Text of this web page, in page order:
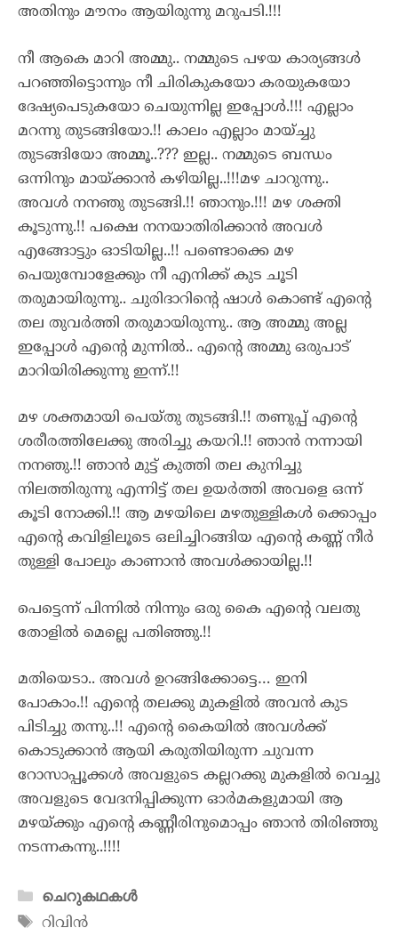
അതിനും മൗനം ആയിരുന്നു മറുപടി.!!!
നീ ആകെ മാറി അമ്മു.. നമ്മുടെ പഴയ കാര്യങ്ങൾ
പറഞ്ഞിട്ടൊന്നും നീ ചിരികുകയോ കരയുകയോ
ദേഷ്യപെടുകയോ ചെയുന്നില്ല ഇപ്പോൾ.!!! എല്ലാം
മറന്നു തുടങ്ങിയോ.!! കാലം എല്ലാം മായ്ച്ചു
തുടങ്ങിയോ അമ്മൂ..??? ഇല്ല.. നമ്മുടെ ബന്ധം
ഒന്നിനും മായ്ക്കാൻ കഴിയില്ല..!!!മഴ ചാറുന്നു..
അവൾ നനഞു തുടങ്ങി.!! ഞാനും.!!! മഴ ശക്തി
കൂടുന്നു.!! പക്ഷെ നനയാതിരിക്കാൻ അവൾ
എങ്ങോട്ടും ഓടിയില്ല..!! പണ്ടൊക്കെ മഴ
പെയുമ്പോളേക്കും നീ എനിക്ക് കുട ചൂടി
തരുമായിരുന്നു.. ചുരിദാറിന്റെ ഷാൾ കൊണ്ട് എന്റെ
തല തുവർത്തി തരുമായിരുന്നു.. ആ അമ്മു അല്ല
ഇപ്പോൾ എന്റെ മുന്നിൽ.. എന്റെ അമ്മു ഒരുപാട്
മാറിയിരിക്കുന്നു ഇന്ന്.!!
മഴ ശക്തമായി പെയ്തു തുടങ്ങി.!! തണുപ്പ് എന്റെ
ശരീരത്തിലേക്കു അരിച്ചു കയറി.!! ഞാൻ നന്നായി
നനഞു.!! ഞാൻ മുട്ട് കുത്തി തല കുനിച്ചു
നിലത്തിരുന്നു എന്നിട്ട് തല ഉയർത്തി അവളെ ഒന്ന്‌
കൂടി നോക്കി.!! ആ മഴയിലെ മഴതുള്ളികൾ ക്കൊപ്പം
എന്റെ കവിളിലൂടെ ഒലിച്ചിറങ്ങിയ എന്റെ കണ്ണ് നീർ
തുള്ളി പോലും കാണാൻ അവൾക്കായില്ല.!!
പെട്ടെന്ന് പിന്നിൽ നിന്നും ഒരു കൈ എന്റെ വലതു
തോളിൽ മെല്ലെ പതിഞ്ഞു.!!
മതിയെടാ.. അവൾ ഉറങ്ങിക്കോട്ടെ… ഇനി
പോകാം.!! എന്റെ തലക്കു മുകളിൽ അവൻ കുട
പിടിച്ചു തന്നു..!! എന്റെ കൈയിൽ അവൾക്ക്
കൊടുക്കാൻ ആയി കരുതിയിരുന്ന ചുവന്ന
റോസാപ്പൂക്കൾ അവളുടെ കല്ലറക്കു മുകളിൽ വെച്ചു
അവളുടെ വേദനിപ്പിക്കുന്ന ഓർമകളുമായി ആ
മഴയ്ക്കും എന്റെ കണ്ണീരിനുമൊപ്പം ഞാൻ തിരിഞ്ഞു
നടന്നകന്നു..!!!!
ചെറുകഥകൾ
റിവിൻ